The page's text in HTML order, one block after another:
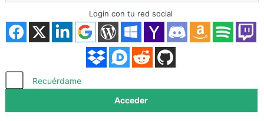
Acceder
Login con tu red social
Recuérdame